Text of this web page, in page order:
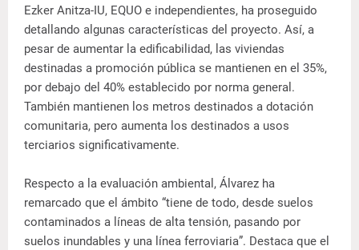
Ezker Anitza-IU, EQUO e independientes, ha proseguido
detallando algunas características del proyecto. Así, a
pesar de aumentar la edificabilidad, las viviendas
destinadas a promoción pública se mantienen en el 35%,
por debajo del 40% establecido por norma general.
También mantienen los metros destinados a dotación
comunitaria, pero aumenta los destinados a usos
terciarios significativamente.
Respecto a la evaluación ambiental, Álvarez ha
remarcado que el ámbito “tiene de todo, desde suelos
contaminados a líneas de alta tensión, pasando por
suelos inundables y una línea ferroviaria”. Destaca que el